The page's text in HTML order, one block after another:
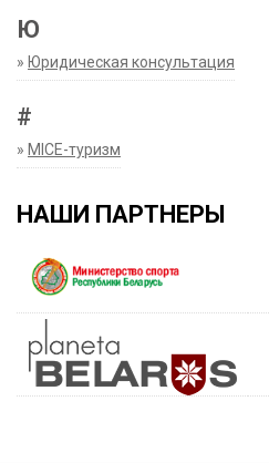
Ю
» Юридическая консультация
#
» MICE-туризм
НАШИ ПАРТНЕРЫ